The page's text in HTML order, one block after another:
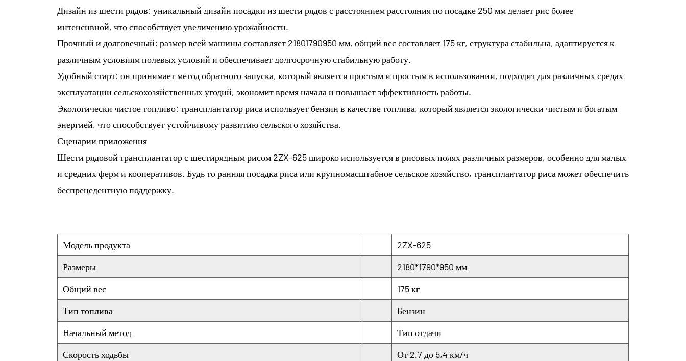
Дизайн из шести рядов: уникальный дизайн посадки из шести рядов с расстоянием расстояния по посадке 250 мм делает рис более
интенсивной, что способствует увеличению урожайности.
Прочный и долговечный: размер всей машины составляет 21801790950 мм, общий вес составляет 175 кг, структура стабильна, адаптируется к
различным условиям полевых условий и обеспечивает долгосрочную стабильную работу.
Удобный старт: он принимает метод обратного запуска, который является простым и простым в использовании, подходит для различных средах
эксплуатации сельскохозяйственных угодий, экономит время начала и повышает эффективность работы.
Экологически чистое топливо: трансплантатор риса использует бензин в качестве топлива, который является экологически чистым и богатым
энергией, что способствует устойчивому развитию сельского хозяйства.
Сценарии приложения
Шести рядовой трансплантатор с шестирядным рисом 2ZX-625 широко используется в рисовых полях различных размеров, особенно для малых
и средних ферм и кооперативов. Будь то ранняя посадка риса или крупномасштабное сельское хозяйство, трансплантатор риса может обеспечить
беспрецедентную поддержку.
Модель продукта
2ZX-625
Размеры
2180*1790*950 мм
Общий вес
175 кг
Тип топлива
Бензин
Начальный метод
Тип отдачи
Скорость ходьбы
От 2,7 до 5,4 км/ч